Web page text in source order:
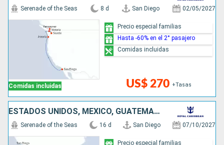
Comidas incluidas
Serenade of the Seas 8 d San Diego 02/05/2027
US$ 270 +Tasas
Precio especial familias
Hasta -60% en el 2° pasajero
Comidas incluidas
ESTADOS UNIDOS, MÉXICO, GUATEMALA, COSTA RICA, PANAMÁ, COLOMBIA, ISLAS CAIMÁN
Serenade of the Seas 16 d San Diego 07/10/2027
Precio especial familias